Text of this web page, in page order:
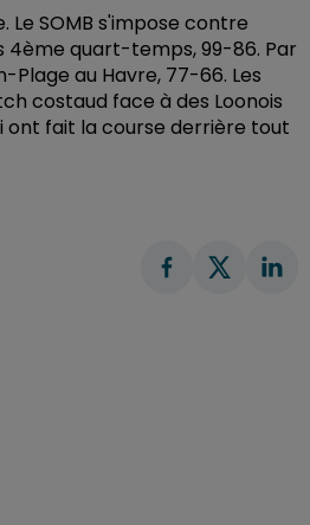
Le SOMB s'impose contre
4ème quart-temps, 99-86. Par
au Havre, 77-66. Les
costaud face à des Loonois
ont fait la course derrière tout